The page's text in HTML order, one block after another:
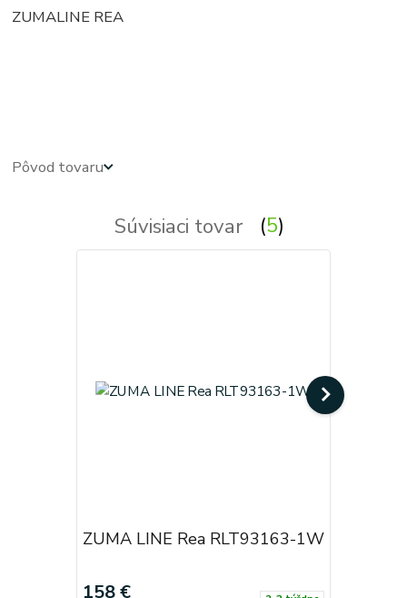
ZUMALINE REA
Pôvod tovaru
Súvisiaci tovar 5
ZUMA LINE Rea RLT93163-1W
158 €